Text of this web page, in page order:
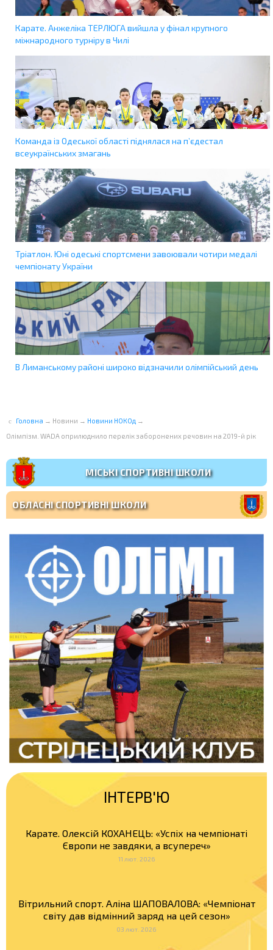
Карате. Анжеліка ТЕРЛЮГА вийшла у фінал крупного
міжнародного турніру в Чилі
Команда із Одеської області піднялася на п’єдестал
всеукраїнських змагань
Тріатлон. Юні одеські спортсмени завоювали чотири медалі
чемпіонату України
В Лиманському районі широко відзначили олімпійський день
Головна → Новини → Новини НОКОд →
Олімпізм. WADA оприлюднило перелік заборонених речовин на 2019-й рік
МІСЬКІ СПОРТИВНІ ШКОЛИ
ОБЛАСНІ СПОРТИВНІ ШКОЛИ
ІНТЕРВ'Ю
Карате. Олексій КОХАНЕЦЬ: «Успіх на чемпіонаті
Європи не завдяки, а всупереч»
11 лют. 2026
Вітрильний спорт. Аліна ШАПОВАЛОВА: «Чемпіонат
світу дав відмінний заряд на цей сезон»
03 лют. 2026